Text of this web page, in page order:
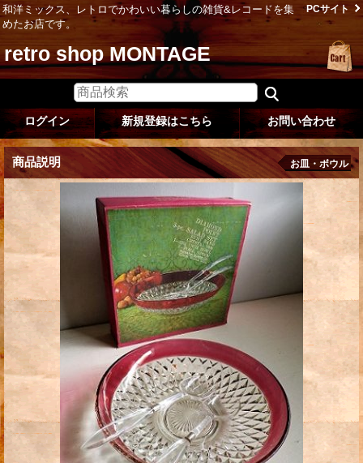
和洋ミックス、レトロでかわいい暮らしの雑貨&レコードを集
めたお店です。
PCサイト
retro shop MONTAGE
ログイン 新規登録はこちら お問い合わせ
商品説明 お皿・ボウル